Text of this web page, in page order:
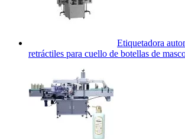
Etiquetadora
retráctiles para cuello de botellas de